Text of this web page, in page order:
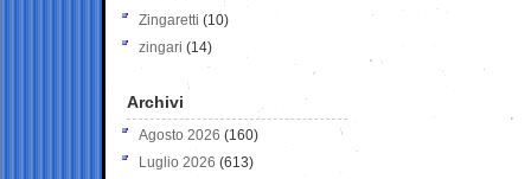
Zingaretti (10)
zingari (14)
Archivi
Agosto 2026 (160)
Luglio 2026 (613)